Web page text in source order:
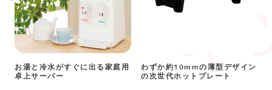
お湯と冷水がすぐに出る家庭用
卓上サーバー
わずか約10mmの薄型デザイン
の次世代ホットプレート